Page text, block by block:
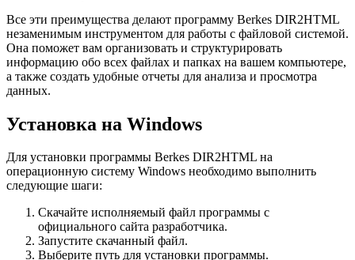
Все эти преимущества делают программу Berkes DIR2HTML
незаменимым инструментом для работы с файловой системой.
Она поможет вам организовать и структурировать
информацию обо всех файлах и папках на вашем компьютере,
а также создать удобные отчеты для анализа и просмотра
данных.
Установка на Windows
Для установки программы Berkes DIR2HTML на
операционную систему Windows необходимо выполнить
следующие шаги:
Скачайте исполняемый файл программы с
официального сайта разработчика.
Запустите скачанный файл.
Выберите путь для установки программы.